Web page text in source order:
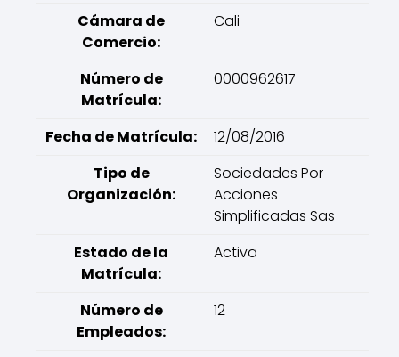
Cámara de
Comercio:
Cali
Número de
Matrícula:
0000962617
Fecha de Matrícula:
12/08/2016
Tipo de
Organización:
Sociedades Por
Acciones
Simplificadas Sas
Estado de la
Matrícula:
Activa
Número de
Empleados:
12